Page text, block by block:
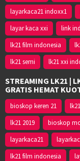
layarkaca21 indoxx1
layar kaca xxi
link
lk21 film indonesia
lk21 semi
lk21 xxi
STREAMING LK21 |
GRATIS HEMAT
bioskop keren 21
lk21 2019
bioskop
layarkaca21
lk21 film indonesia